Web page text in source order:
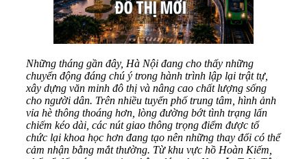
Những tháng gần đây, Hà Nội đang cho thấy những
chuyển động đáng chú ý trong hành trình lập lại trật tự,
xây dựng văn minh đô thị và nâng cao chất lượng sống
cho người dân. Trên nhiều tuyến phố trung tâm, hình ảnh
vỉa hè thông thoáng hơn, lòng đường bớt tình trạng lấn
chiếm kéo dài, các nút giao thông trọng điểm được tổ
chức lại khoa học hơn đang tạo nên những thay đổi có thể
cảm nhận bằng mắt thường. Từ khu vực hồ Hoàn Kiếm,